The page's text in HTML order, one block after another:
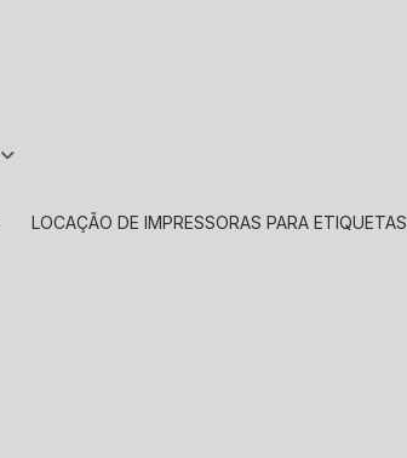
LOCAÇÃO DE IMPRESSORAS PARA ETIQUETAS